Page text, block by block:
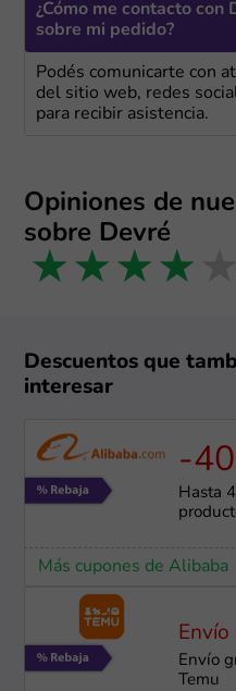
¿Cómo me contacto con
sobre mi pedido?
Podés comunicarte con
del sitio web, redes
para recibir asistencia.
Opiniones de
sobre Devré
3
2 stars
1 star
Descuentos que
interesar
-
Hasta
Más cupones de Alibaba
Envío
Envío
Temu